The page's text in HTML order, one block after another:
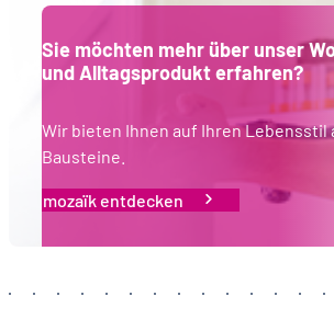
Sie möchten mehr über unser
und Alltagsprodukt erfahren?
Wir bieten Ihnen auf Ihren
Bausteine.
mozaïk entdecken